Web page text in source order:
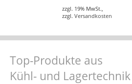
zzgl. 19% MwSt.,
zzgl. Versandkosten
Top-Produkte aus
Kühl- und Lagertechnik